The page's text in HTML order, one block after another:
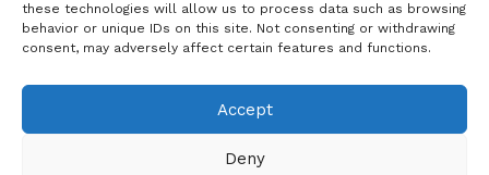
these technologies will allow us to process data such as browsing
behavior or unique IDs on this site. Not consenting or withdrawing
consent, may adversely affect certain features and functions.
Accept
Deny
Kur pirkt?
Sīkdatņu politika